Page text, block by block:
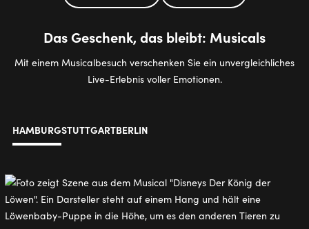
Das Geschenk, das bleibt: Musicals
Mit einem Musicalbesuch verschenken Sie ein unvergleichliches
Live-Erlebnis voller Emotionen.
HAMBURGSTUTTGARTBERLIN